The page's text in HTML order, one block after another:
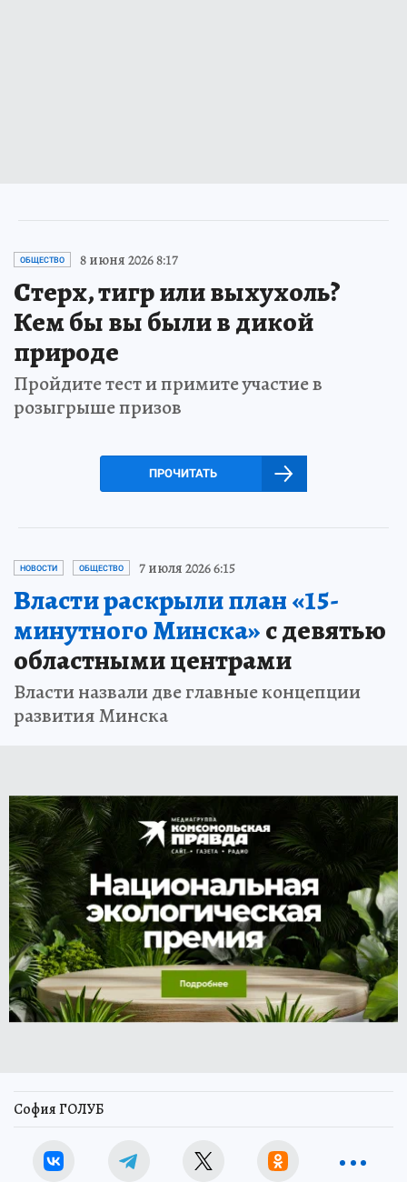
ОБЩЕСТВО 8 июня 2026 8:17
Стерх, тигр или выхухоль?
Кем бы вы были в дикой
природе
Пройдите тест и примите участие в
розыгрыше призов
ПРОЧИТАТЬ
НОВОСТИ ОБЩЕСТВО 7 июля 2026 6:15
Власти раскрыли план «15-
минутного Минска»с девятью
областными центрами
Власти назвали две главные концепции
развития Минска
София ГОЛУБ